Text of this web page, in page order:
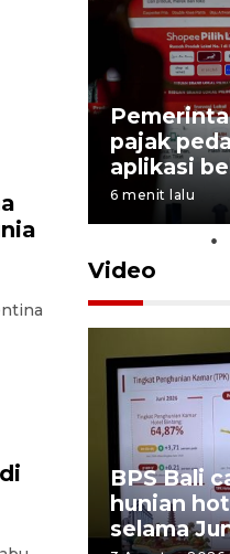
pajak
aplikasi
6 menit lalu
Video
BPS Bali
hunian
selama